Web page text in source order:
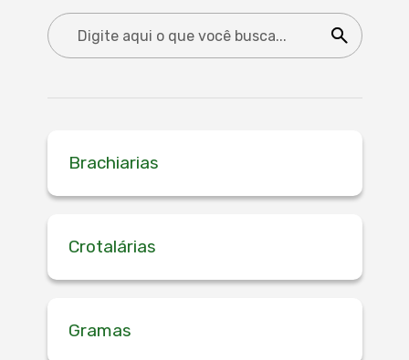
Brachiarias
Crotalárias
Gramas